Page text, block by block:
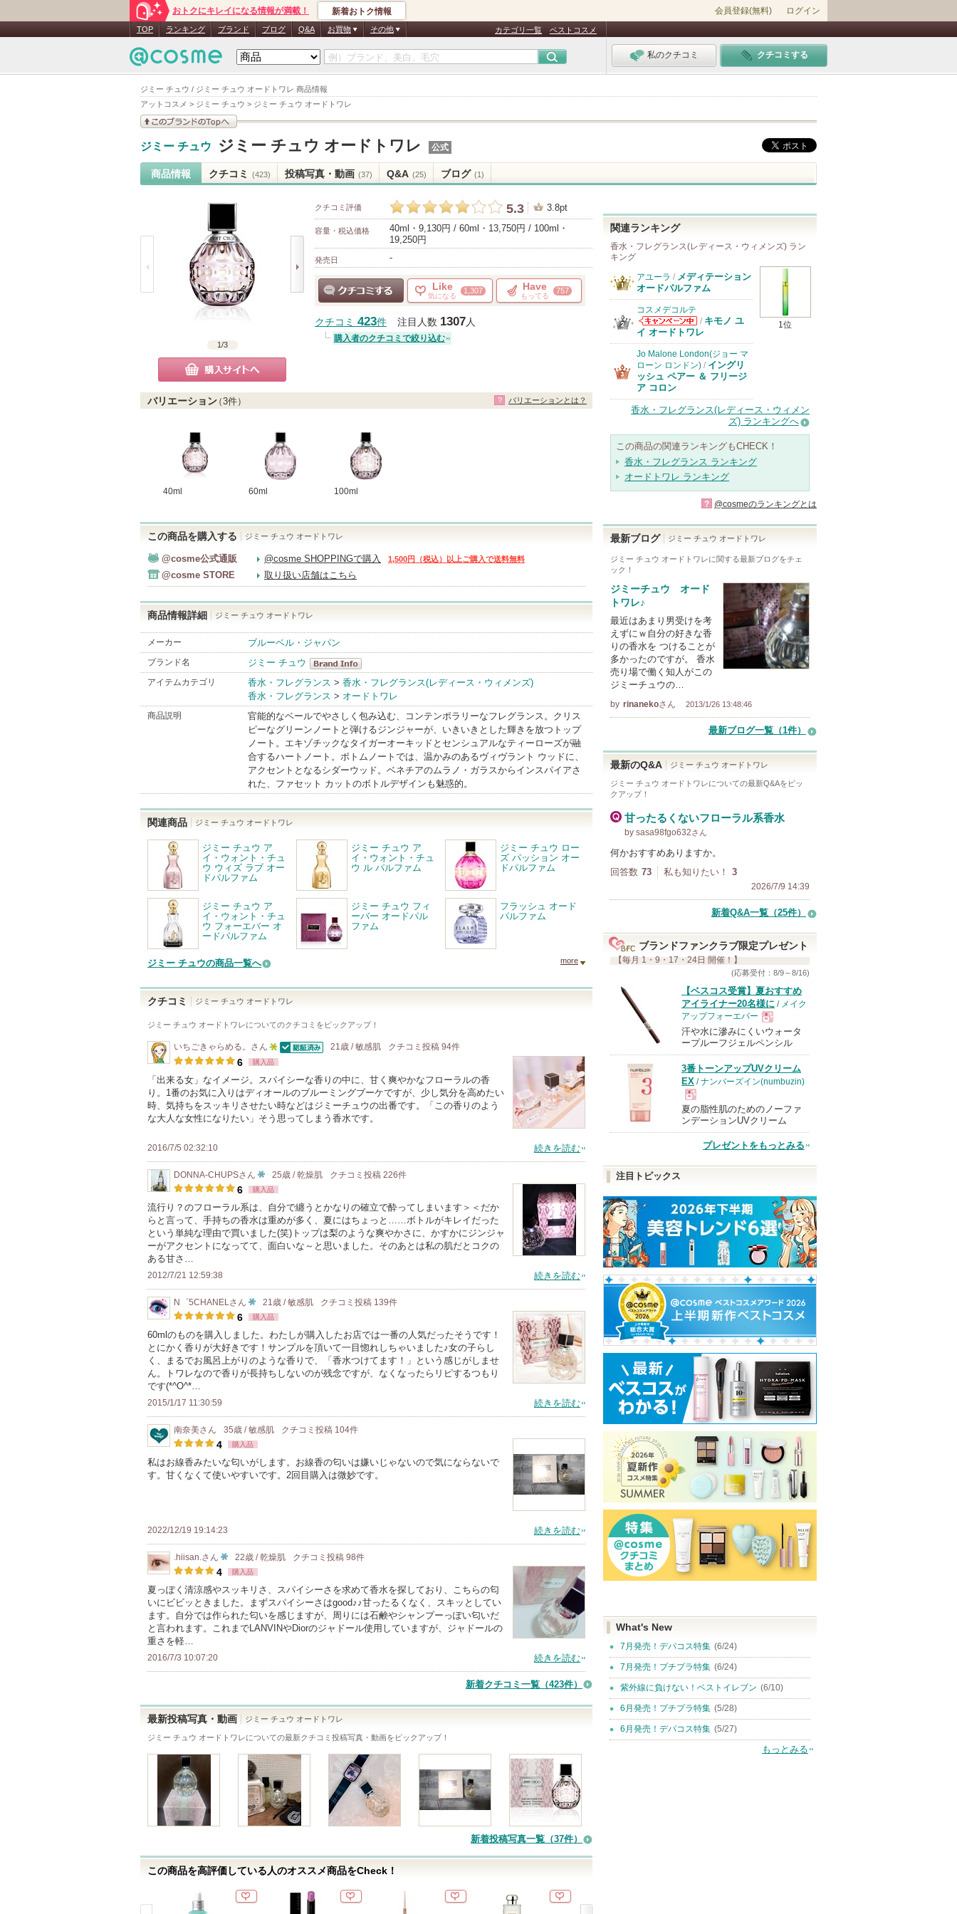
ジミー チュウ / ジミー チュウ オードトワレ 商品情報
アットコスメ > ジミー チュウ > ジミー チュウ オードトワレ
おトクにキレイになる情報が満載！ 新着おトク情報 会員登録(無料) ログイン
TOP ランキング ブランド ブログ Q&A お買物 その他 カテゴリ一覧 ベストコスメ
私のクチコミ クチコミする
このブランドの情報を
ジミー チュウ ジミー チュウ オードトワレ 公式
商品情報 クチコミ (423) 投稿写真・動画 (37) Q&A (25) ブログ (1)
1/3
購入サイトへ
クチコミ評価 5.3 3.8pt
容量・税込価格
40ml・9,130円 / 60ml・13,750円 / 100ml・
19,250円
発売日 -
Like
気になる
1,307 Have
もってる
757
クチコミ 423件 注目人数 1307人
購入者のクチコミで絞り込む
バリエーション（3件）
40ml 60ml 100ml
バリエーションとは？
この商品を購入する ジミー チュウ オードトワレ
@cosme公式通販 @cosme SHOPPINGで購入 1,500円（税込）以上ご購入で送料無料
@cosme STORE 取り扱い店舗はこちら
商品情報詳細 ジミー チュウ オードトワレ
メーカー ブルーベル・ジャパン
ブランド名
ジミー チュウ
ジミー チュウ
BrandInfo
アイテムカテゴリ 香水・フレグランス > 香水・フレグランス(レディース・ウィメンズ)
香水・フレグランス > オードトワレ
商品説明
官能的なベールでやさしく包み込む、コンテンポラリーなフレグランス。クリス
ピーなグリーンノートと弾けるジンジャーが、いきいきとした輝きを放つトップ
ノート。エキゾチックなタイガーオーキッドとセンシュアルなティーローズが融
合するハートノート。ボトムノートでは、温かみのあるヴィヴラント ウッドに、
アクセントとなるシダーウッド。ベネチアのムラノ・ガラスからインスパイアさ
れた、ファセット カットのボトルデザインも魅惑的。
関連商品 ジミー チュウ オードトワレ
ジミー チュウ ア
イ・ウォント・チュ
ウ ウィズ ラブ オー
ドパルファム
ジミー チュウ ア
イ・ウォント・チュ
ウ ル パルファム
ジミー チュウ ロー
ズ パッション オー
ドパルファム
ジミー チュウ ア
イ・ウォント・チュ
ウ フォーエバー オ
ードパルファム
ジミー チュウ フィ
ーバー オードパル
ファム
フラッシュ オード
パルファム
ジミー チュウの商品一覧へ more
クチコミ ジミー チュウ オードトワレ
ジミー チュウ オードトワレについてのクチコミをピックアップ！
いちごきゃらめる。 さん
5
人
以
上
の
ン
バ
ー
に
お
気
り
登
録
さ
れ
ま
す
21歳 / 敏感肌 クチコミ投稿 94件
6 購入品
「出来る女」なイメージ。スパイシーな香りの中に、甘く爽やかなフローラルの香
り。1番のお気に入りはディオールのブルーミングブーケですが、少し気分を高めたい
時、気持ちをスッキリさせたい時などはジミーチュウの出番です。「この香りのよう
な大人な女性になりたい」そう思ってしまう香水です。
2016/7/5 02:32:10 続きを読む
DONNA-CHUPSさん
10
以
上
ン
バ
ー
に
お
気
り
録
さ
ま
す
25歳 / 乾燥肌 クチコミ投稿 226件
6 購入品
流行り？のフローラル系は、自分で纏うとかなりの確立で酔ってしまいます＞＜だか
らと言って、手持ちの香水は重めが多く、夏にはちょっと……ボトルがキレイだった
という単純な理由で買いました(笑)トップは梨のような爽やかさに、かすかにジンジャ
ーがアクセントになってて、面白いな～と思いました。そのあとは私の肌だとコクの
ある甘さ…
2012/7/21 12:59:38 続きを読む
N゜5CHANEL さん
10
人
以
上
ン
バ
ー
に
り
登
録
さ
れ
ま
21歳 / 敏感肌 クチコミ投稿 139件
6 購入品
60mlのものを購入しました。わたしが購入したお店では一番の人気だったそうです！
とにかく香りが大好きです！サンプルを頂いて一目惚れしちゃいました♪女の子らし
く、まるでお風呂上がりのような香りで、「香水つけてます！」という感じがしませ
ん。トワレなので香りが長持ちしないのが残念ですが、なくなったらリピするつもり
です(*^O^*…
2015/1/17 11:30:59 続きを読む
南奈美さん 35歳 / 敏感肌 クチコミ投稿 104件
4 購入品
私はお線香みたいな匂いがします。お線香の匂いは嫌いじゃないので気にならないで
す。甘くなくて使いやすいです。2回目購入は微妙です。
2022/12/19 19:14:23 続きを読む
.hiisan. さん
10
人
以
上
ン
ー
に
お
さ
れ
22歳 / 乾燥肌 クチコミ投稿 98件
4 購入品
夏っぽく清涼感やスッキリさ、スパイシーさを求めて香水を探しており、こちらの匂
いにビビッときました。まずスパイシーさはgood♪♪甘ったるくなく、スキッとしてい
ます。自分では作られた匂いを感じますが、周りには石鹸やシャンプーっぽい匂いだ
と言われます。これまでLANVINやDiorのジャドール使用していますが、ジャドールの
重さを軽…
2016/7/3 10:07:20 続きを読む
新着クチコミ一覧 （423件）
最新投稿写真・動画 ジミー チュウ オードトワレ
ジミー チュウ オードトワレについての最新クチコミ投稿写真・動画をピックアップ！
新着投稿写真一覧（37件）
この商品を高評価している人のオススメ商品をCheck！
関連ランキング
香水・フレグランス(レディース・ウィメンズ) ラン
キング
1位
アユーラ / メディテーション
オードパルファム
コスメデコルテ
コスメデコルテ
からのお知らせ
があります
/ キモノ ユ
イ オードトワレ
Jo Malone London(ジョー マ
ローン ロンドン) / イングリ
ッシュ ペアー ＆ フリージ
ア コロン
香水・フレグランス(レディース・ウィメン
ズ) ランキングへ
この商品の関連ランキングもCHECK！
香水・フレグランス ランキング
オードトワレ ランキング
? @cosmeのランキングとは
最新ブログ ジミー チュウ オードトワレ
ジミー チュウ オードトワレに関する最新ブログをチェ
ック！
ジミーチュウ オード
トワレ♪
最近はあまり男受けを考
えずにｗ自分の好きな香
りの香水を つけることが
多かったのですが。 香水
売り場で働く知人がこの
ジミーチュウの…
by rinanekoさん 2013/1/26 13:48:46
最新ブログ一覧（1件）
最新のQ&A ジミー チュウ オードトワレ
ジミー チュウ オードトワレについての最新Q&Aをピッ
クアップ！
甘ったるくないフローラル系香水
by sasa98fgo632さん
何かおすすめありますか。
回答数 73 私も知りたい！ 3
2026/7/9 14:39
新着Q&A一覧（25件）
ブランドファンクラブ限定プレゼント
【毎月 1・9・17・24日 開催！】
(応募受付：8/9～8/16)
【ベスコス受賞】夏おすすめ
アイライナー20名様に / メイク
アップフォーエバー
現
品
汗や水に滲みにくいウォータ
ープルーフジェルペンシル
3番トーンアップUVクリーム
EX / ナンバーズイン(numbuzin)
現
夏の脂性肌のためのノーファ
ンデーションUVクリーム
プレゼントをもっとみる
注目トピックス
What's New
7月発売！デパコス特集 (6/24)
7月発売！プチプラ特集 (6/24)
紫外線に負けない！ベストイレブン (6/10)
6月発売！プチプラ特集 (5/28)
6月発売！デパコス特集 (5/27)
もっとみる